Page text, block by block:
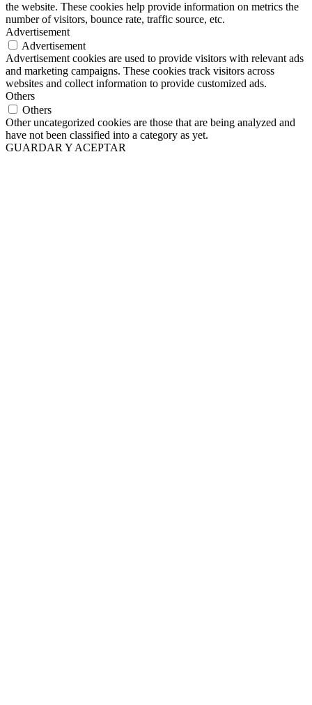
the website. These cookies help provide information on metrics the
number of visitors, bounce rate, traffic source, etc.
Advertisement
Advertisement
Advertisement cookies are used to provide visitors with relevant ads
and marketing campaigns. These cookies track visitors across
websites and collect information to provide customized ads.
Others
Others
Other uncategorized cookies are those that are being analyzed and
have not been classified into a category as yet.
GUARDAR Y ACEPTAR